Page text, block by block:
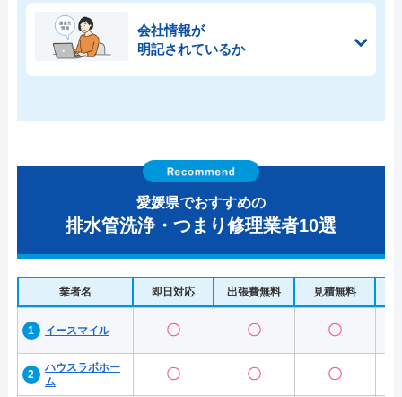
会社情報が
明記されているか
愛媛県でおすすめの
排水管洗浄・つまり修理業者10選
業者名 即日対応 出張費無料 見積無料
イースマイル 〇 〇 〇
ハウスラボホー
ム
〇 〇 〇